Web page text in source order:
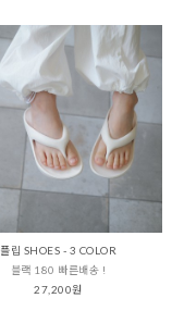
플립 SHOES - 3 COLOR
블랙 180 빠른배송 !
27,200원